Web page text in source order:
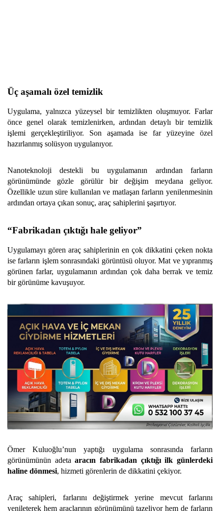
Üç aşamalı özel temizlik
Uygulama, yalnızca yüzeysel bir temizlikten oluşmuyor. Farlar
önce genel olarak temizlenirken, ardından detaylı bir temizlik
işlemi gerçekleştiriliyor. Son aşamada ise far yüzeyine özel
hazırlanmış solüsyon uygulanıyor.
Nanoteknoloji destekli bu uygulamanın ardından farların
görünümünde gözle görülür bir değişim meydana geliyor.
Özellikle uzun süre kullanılan ve matlaşan farların yenilenmesinin
ardından ortaya çıkan sonuç, araç sahiplerini şaşırtıyor.
“Fabrikadan çıktığı hale geliyor”
Uygulamayı gören araç sahiplerinin en çok dikkatini çeken nokta
ise farların işlem sonrasındaki görüntüsü oluyor. Mat ve yıpranmış
görünen farlar, uygulamanın ardından çok daha berrak ve temiz
bir görünüme kavuşuyor.
Ömer Kuluoğlu’nun yaptığı uygulama sonrasında farların
görünümünün adetaaracın fabrikadan çıktığı ilk günlerdeki
haline dönmesi, hizmeti görenlerin de dikkatini çekiyor.
Araç sahipleri, farlarını değiştirmek yerine mevcut farlarını
yenileterek hem araçlarının görünümünü tazeliyor hem de farların